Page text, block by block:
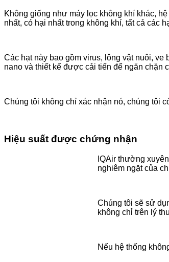
Không giống như máy lọc không khí khác,
nhất, có hại nhất trong không khí, tất cả các
Các hạt này bao gồm virus, lông vật nuôi,
nano và thiết kế được cải tiến để ngăn chặn
Chúng tôi không chỉ xác nhận nó, chúng tôi
Hiệu suất được chứng nhận
IQAir thường
nghiêm ngặt của
Chúng tôi sẽ sử
không chỉ trên lý
Nếu hệ thống